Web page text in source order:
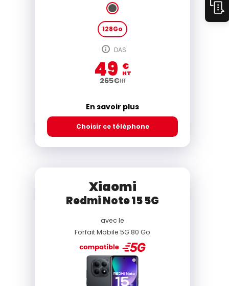
128Go
DAS
49 €
HT
265€HT
En savoir plus
Choisir ce téléphone
Xiaomi
Redmi Note 15 5G
avec le
Forfait Mobile 5G 80 Go